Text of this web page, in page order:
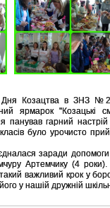
Дня Козацтва в ЗНЗ
ярмарок "Козацькі
панував гарний
було урочисто
заради
Артемчику (4
важливий крок у
у нашій дружній